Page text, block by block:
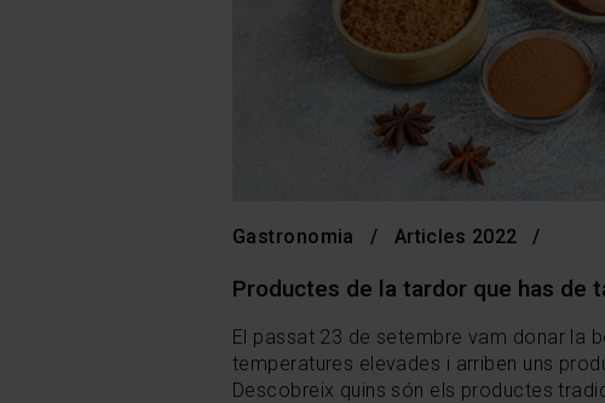
Gastronomia Articles 2022
Productes de la tardor que has de
El passat 23 de setembre vam donar la
temperatures elevades i arriben uns
Descobreix quins són els productes